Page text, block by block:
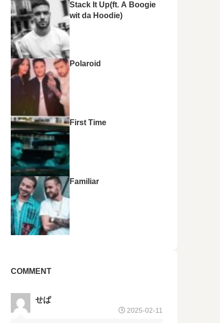
Stack It Up(ft. A Boogie
wit da Hoodie)
Polaroid
First Time
Familiar
COMMENT
せぱ
2025-02-11